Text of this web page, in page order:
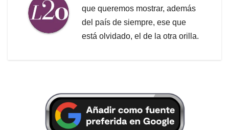
que queremos mostrar, además
del país de siempre, ese que
está olvidado, el de la otra orilla.